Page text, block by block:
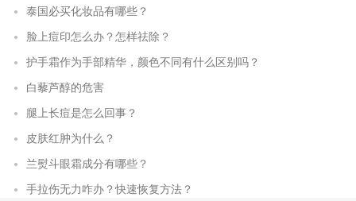
泰国必买化妆品有哪些？
脸上痘印怎么办？怎样祛除？
护手霜作为手部精华，颜色不同有什么区别吗？
白藜芦醇的危害
腿上长痘是怎么回事？
皮肤红肿为什么？
兰熨斗眼霜成分有哪些？
手拉伤无力咋办？快速恢复方法？